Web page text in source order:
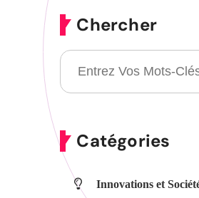
Chercher
Catégories
Innovations et